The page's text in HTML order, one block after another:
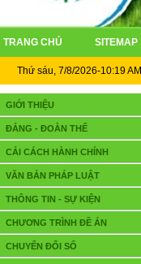
TRANG CHỦ SITEMAP
Thứ sáu, 7/8/2026-10:19 AM
GIỚI THIỆU
ĐẢNG - ĐOÀN THỂ
CẢI CÁCH HÀNH CHÍNH
VĂN BẢN PHÁP LUẬT
THÔNG TIN - SỰ KIỆN
CHƯƠNG TRÌNH ĐỀ ÁN
CHUYỂN ĐỔI SỐ